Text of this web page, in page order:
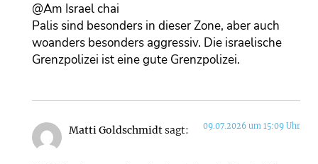
@Am Israel chai
Palis sind besonders in dieser Zone, aber auch
woanders besonders aggressiv. Die israelische
Grenzpolizei ist eine gute Grenzpolizei.
Matti Goldschmidtsagt: 09.07.2026 um 15:09 Uhr